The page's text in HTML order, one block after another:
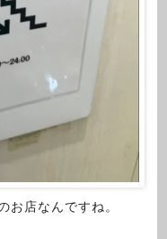
お店なんですね。